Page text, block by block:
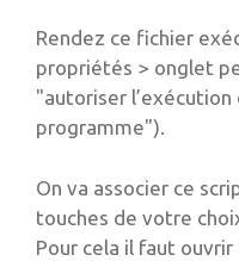
Rendez ce fichier
propriétés > onglet
"autoriser
programme").
On va associer ce
touches de votre
Pour cela il faut